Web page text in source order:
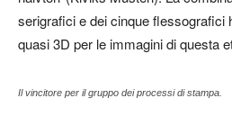
serigrafici e dei cinque flessografici
quasi 3D per le immagini di questa
Il vincitore per il gruppo dei processi di stampa.